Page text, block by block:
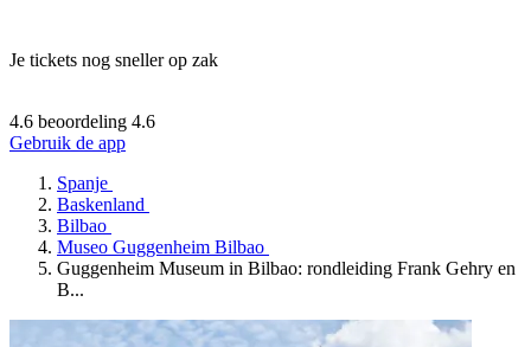
Je tickets nog sneller op zak
4.6 beoordeling 4.6
Gebruik de app
Spanje
Baskenland
Bilbao
Museo Guggenheim Bilbao
Guggenheim Museum in Bilbao: rondleiding Frank Gehry en
B...